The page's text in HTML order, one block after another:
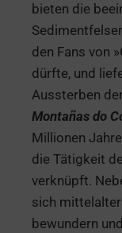
bieten die
den Fans von
dürfte, und
Aussterben
Montañas do
Millionen
die Tätigkeit
verknüpft.
sich
bewundern